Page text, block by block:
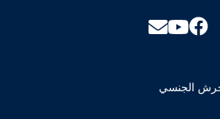
الجنسي